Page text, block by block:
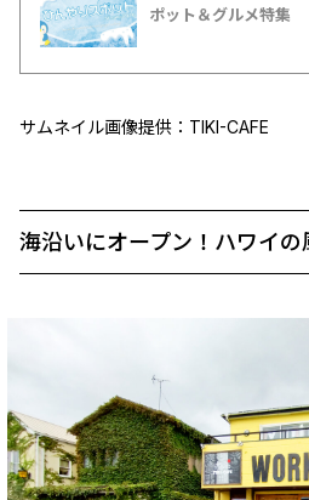
ポット＆グルメ特集
サムネイル画像提供：TIKI-CAFE
海沿いにオープン！ハワイの